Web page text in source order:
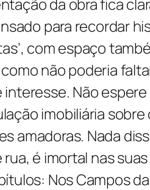
para recordar
com espaço
não poderia
Não
imobiliária
amadoras. Nada
é imortal nas
Nos Campos